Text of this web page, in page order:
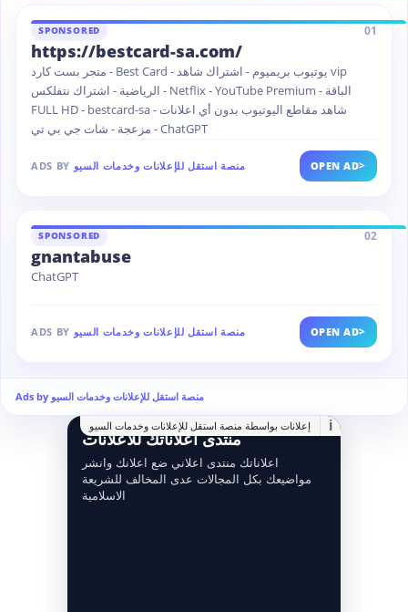
SPONSORED 01
https://bestcard-sa.com/
متجر بست كارد - Best Card - يوتيوب بريميوم - اشتراك شاهد vip
الرياضية - اشتراك نتفلكس - Netflix - YouTube Premium - الباقة
FULL HD - bestcard-sa - شاهد مقاطع اليوتيوب بدون أي اعلانات
مزعجة - شات جي بي تي - ChatGPT
ADS BY منصة استقل للإعلانات وخدمات السيو OPEN AD>
SPONSORED 02
gnantabuse
ChatGPT
ADS BY منصة استقل للإعلانات وخدمات السيو OPEN AD>
Ads by منصة استقل للإعلانات وخدمات السيو
إعلانات بواسطة منصة استقل للإعلانات وخدمات السيو i
منتدى اعلاناتك للاعلانات
اعلاناتك منتدى اعلاني ضع اعلانك وانشر
مواضيعك بكل المجالات عدى المخالف للشريعة
الاسلامية